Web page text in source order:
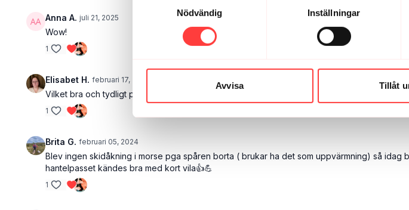
Nödvändig
Inställningar
Avvisa Tillåt
Anna A. juli 21, 2025
Wow!
1
Elisabet H. februari 17, 2025
Vilket bra och tydligt pass! Gillar repetition och när det är korta cirklar så man kan lassa på
1
Brita G. februari 05, 2024
Blev ingen skidåkning i morse pga spåren borta ( brukar ha det som uppvärmning) så
hantelpasset kändes bra med kort vila👍💪
1